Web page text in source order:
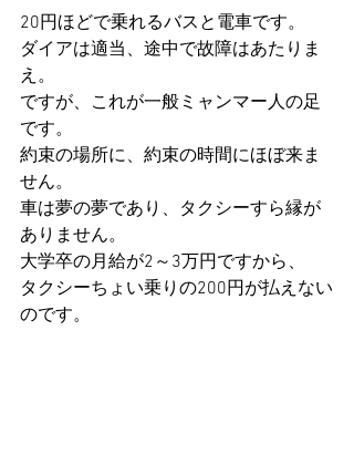
20円ほどで乗れるバスと電車です。
ダイアは適当、途中で故障はあたりま
え。
ですが、これが一般ミャンマー人の足
です。
約束の場所に、約束の時間にほぼ来ま
せん。
車は夢の夢であり、タクシーすら縁が
ありません。
大学卒の月給が2～3万円ですから、
タクシーちょい乗りの200円が払えない
のです。